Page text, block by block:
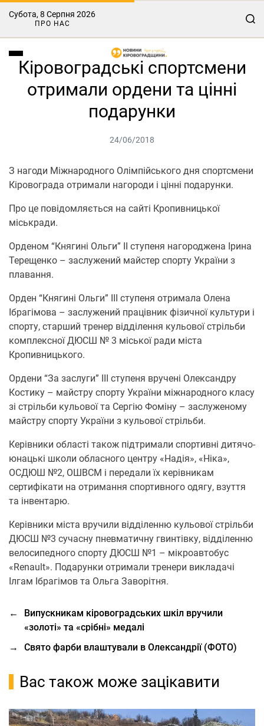
Субота, 8 Серпня 2026
ПРО НАС
Кіровоградські спортсмени
отримали ордени та цінні
подарунки
24/06/2018
З нагоди Міжнародного Олімпійського дня спортсмени
Кіровограда отримали нагороди і цінні подарунки.
Про це повідомляється на сайті Кропивницької
міськради.
Орденом “Княгині Ольги” ІІ ступеня нагороджена Ірина
Терещенко – заслужений майстер спорту України з
плавання.
Орден “Княгині Ольги” ІІІ ступеня отримала Олена
Ібрагімова – заслужений працівник фізичної культури і
спорту, старший тренер відділення кульової стрільби
комплексної ДЮСШ № 3 міської ради міста
Кропивницького.
Ордени “За заслуги” ІІІ ступеня вручені Олександру
Костику – майстру спорту України міжнародного класу
зі стрільби кульової та Сергію Фоміну – заслуженому
майстру спорту України з кульової стрільби.
Керівники області також підтримали спортивні дитячо-
юнацькі школи обласного центру «Надія», «Ніка»,
ОСДЮШ №2, ОШВСМ і передали їх керівникам
сертифікати на отримання спортивного одягу, взуття
та інвентарю.
Керівники міста вручили відділенню кульової стрільби
ДЮСШ №3 сучасну пневматичну гвинтівку, відділенню
велосипедного спорту ДЮСШ №1 – мікроавтобус
«Renault». Подарунки отримали тренери викладачі
Ілгам Ібрагімов та Ольга Заворітня.
←
Випускникам кіровоградських шкіл вручили
«золоті» та «срібні» медалі
→
Свято фарби влаштували в Олександрії (ФОТО)
Вас також може зацікавити